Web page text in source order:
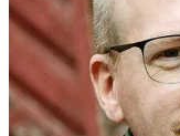
kultur